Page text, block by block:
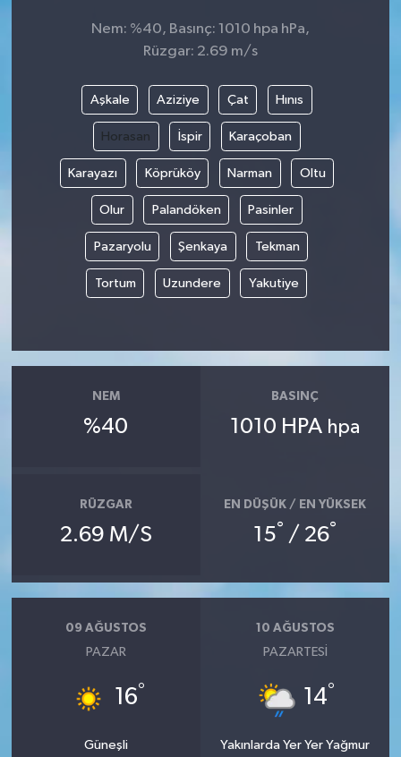
Nem: %40, Basınç: 1010 hpa hPa,
Rüzgar: 2.69 m/s
Aşkale Aziziye Çat Hınıs
Horasan İspir Karaçoban
Karayazı Köprüköy Narman Oltu
Olur Palandöken Pasinler
Pazaryolu Şenkaya Tekman
Tortum Uzundere Yakutiye
NEM
%40
BASINÇ
1010 HPA hpa
RÜZGAR
2.69 M/S
EN DÜŞÜK / EN YÜKSEK
15° / 26°
09 AĞUSTOS
PAZAR
16°
Güneşli
10 AĞUSTOS
PAZARTESI
14°
Yakınlarda Yer Yer Yağmur